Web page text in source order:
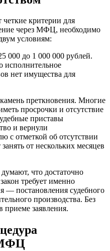
четкие критерии для
через МФЦ, необходимо
условиям:
000 до 1 000 000 рублей.
исполнительное
нет имущества для
преткновения. Многие
просрочки и отсутствие
приставы
и вернули
с отметкой об отсутствии
от нескольких месяцев
что достаточно
требует именно
— постановления судебного
производства. Без
заявления.
МФЦ